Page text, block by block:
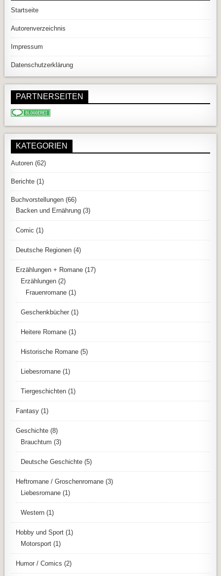
Startseite
Autorenverzeichnis
Impressum
Datenschutzerklärung
PARTNERSEITEN
KATEGORIEN
Autoren (62)
Berichte (1)
Buchvorstellungen (66)
Backen und Ernährung (3)
Comic (1)
Deutsche Regionen (4)
Erzählungen + Romane (17)
Erzählungen (2)
Frauenromane (1)
Geschenkbücher (1)
Heitere Romane (1)
Historische Romane (5)
Liebesromane (1)
Tiergeschichten (1)
Fantasy (1)
Geschichte (8)
Brauchtum (3)
Deutsche Geschichte (5)
Heftromane / Groschenromane (3)
Liebesromane (1)
Western (1)
Hobby und Sport (1)
Motorsport (1)
Humor / Comics (2)